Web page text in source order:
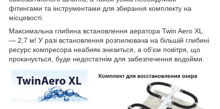
фітингами та інструментами для збирання комплекту на
місцевості.
Максимальна глибина встановлення аератора Twin Aero XL
— 2,7 м! У разі встановлення розпилювача на більшій глибині
ресурс компресора неабияк знизиться, а об'єм повітря, що
прокачується, буде недостатнім для забезпечення водойми.